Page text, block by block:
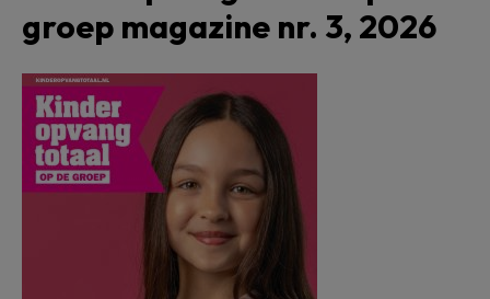
groep magazine nr. 3, 2026